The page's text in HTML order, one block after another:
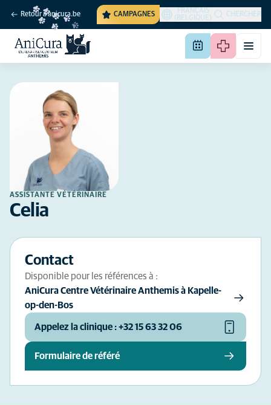
Retour à anicura.be CAMPAGNES
FRANÇAIS
(BELGIQUE)
CHERCHER
ASSISTANTE VÉTÉRINAIRE
Celia
Contact
Disponible pour les références à :
AniCura Centre Vétérinaire Anthemis à Kapelle-
op-den-Bos
Appelez la clinique : +32 15 63 32 06
Formulaire de référé